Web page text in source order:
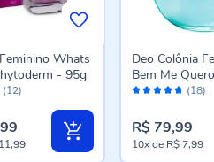
(12)
Whats
- 95g
Avaliação: (18)
Deo Colônia
Bem Me
Magia Jequiti -
R$ 79,99
10xde R$ 7,99